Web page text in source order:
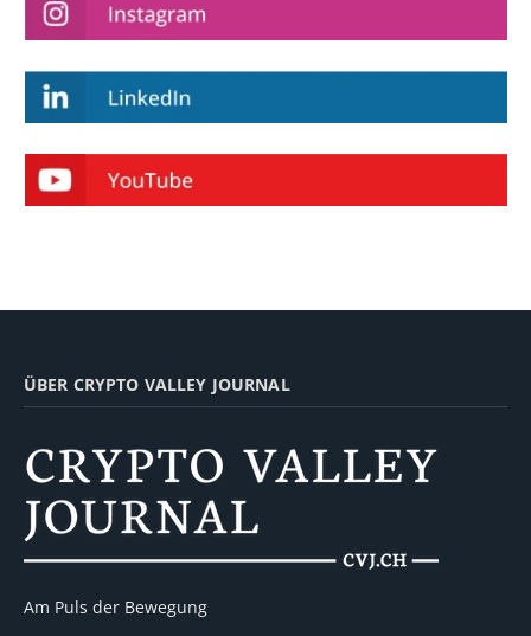
ÜBER CRYPTO VALLEY JOURNAL
Am Puls der Bewegung